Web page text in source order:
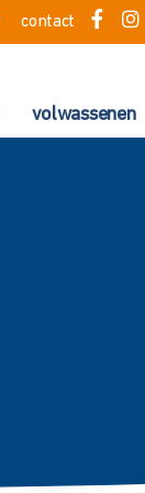
contact
volwassenen